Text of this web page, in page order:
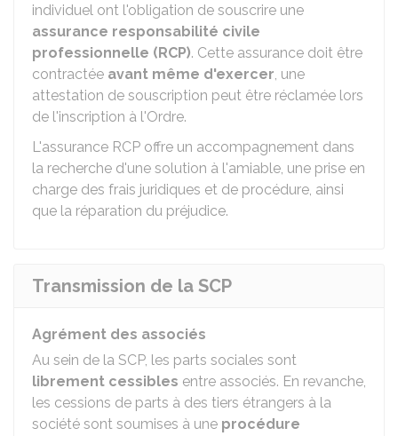
individuel ont l'obligation de souscrire une
assurance responsabilité civile
professionnelle (RCP). Cette assurance doit être
contractée avant même d'exercer, une
attestation de souscription peut être réclamée lors
de l'inscription à l'Ordre.
L'assurance RCP offre un accompagnement dans
la recherche d'une solution à l'amiable, une prise en
charge des frais juridiques et de procédure, ainsi
que la réparation du préjudice.
Transmission de la SCP
Agrément des associés
Au sein de la SCP, les parts sociales sont
librement cessibles entre associés. En revanche,
les cessions de parts à des tiers étrangers à la
société sont soumises à une procédure